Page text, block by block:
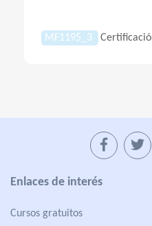
MF1195_3
Enlaces de interés
Cursos gratuitos